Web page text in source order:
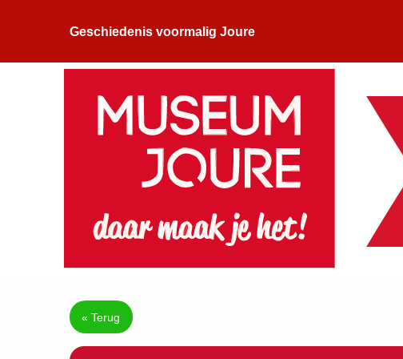
Geschiedenis voormalig Joure
« Terug